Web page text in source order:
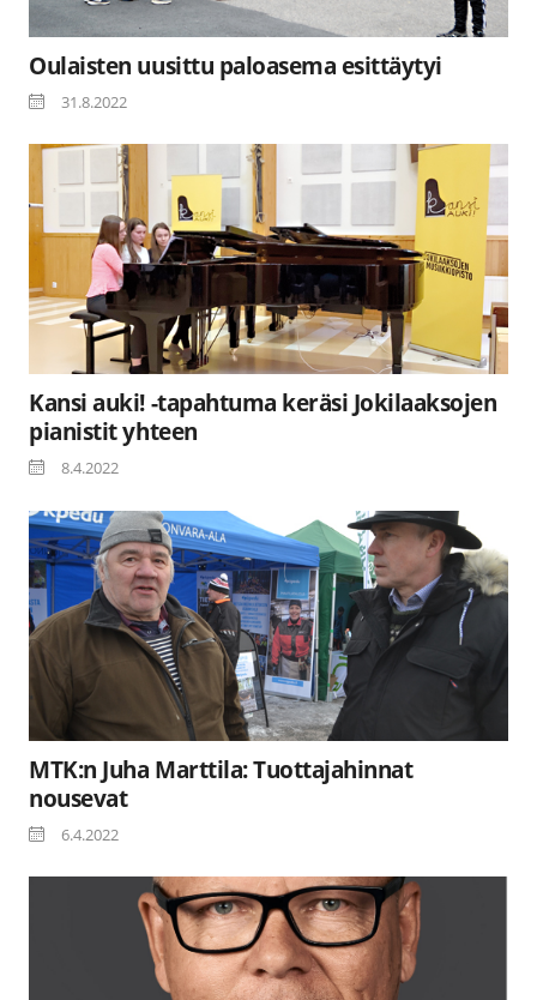
Oulaisten uusittu paloasema esittäytyi
31.8.2022
Kansi auki! -tapahtuma keräsi Jokilaaksojen
pianistit yhteen
8.4.2022
MTK:n Juha Marttila: Tuottajahinnat
nousevat
6.4.2022